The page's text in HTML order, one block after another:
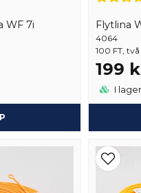
WF 7i Flytlina
4064
100 FT,
199
I lager